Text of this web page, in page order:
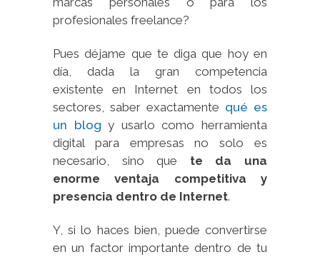
profesionales freelance?
Pues déjame que te diga que hoy en
día, dada la gran competencia
existente en Internet en todos los
sectores, saber exactamente qué es
un blog y usarlo como herramienta
digital para empresas no solo es
necesario, sino que te da una
enorme ventaja competitiva y
presencia dentro de Internet.
Y, si lo haces bien, puede convertirse
en un factor importante dentro de tu